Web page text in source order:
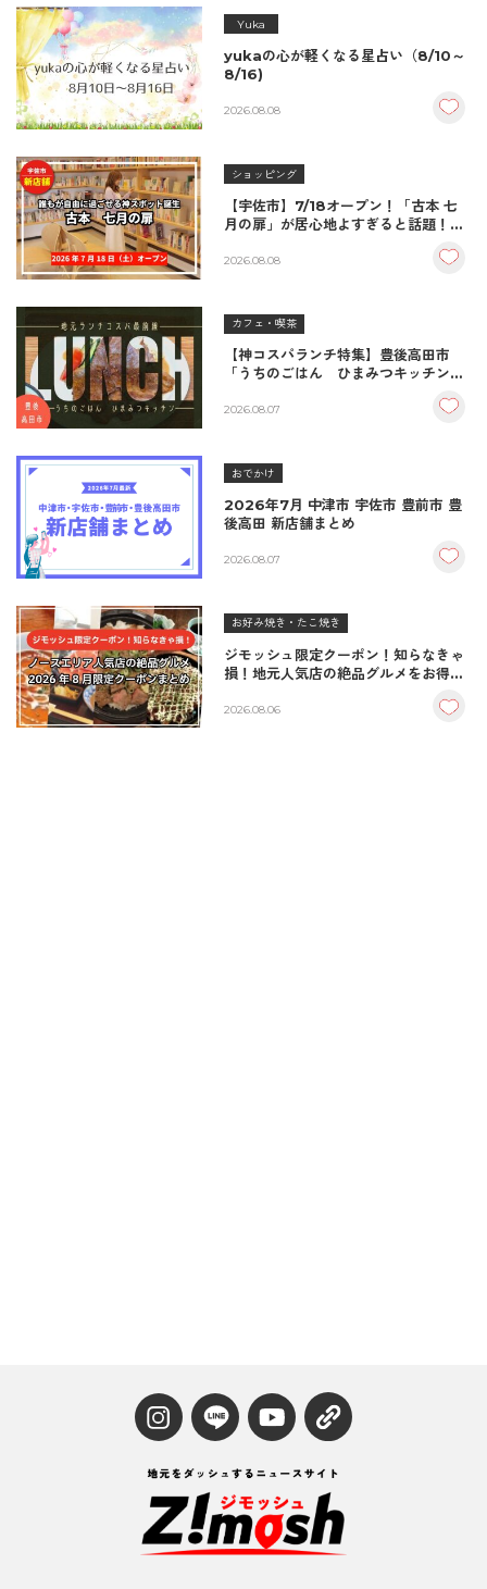
Yuka
yukaの心が軽くなる星占い（8/10～
8/16)
2026.08.08
ショッピング
【宇佐市】7/18オープン！「古本 七
月の扉」が居心地よすぎると話題！絶
至福の読書空間
2026.08.08
カフェ・喫茶
【神コスパランチ特集】豊後高田市
「うちのごはん ひまみつキッチン」
＆生姜焼き！
2026.08.07
おでかけ
2026年7月 中津市 宇佐市 豊前市 豊
後高田 新店舗まとめ
2026.08.07
お好み焼き・たこ焼き
ジモッシュ限定クーポン！知らなきゃ
損！地元人気店の絶品グルメをお得に
2026.08.06